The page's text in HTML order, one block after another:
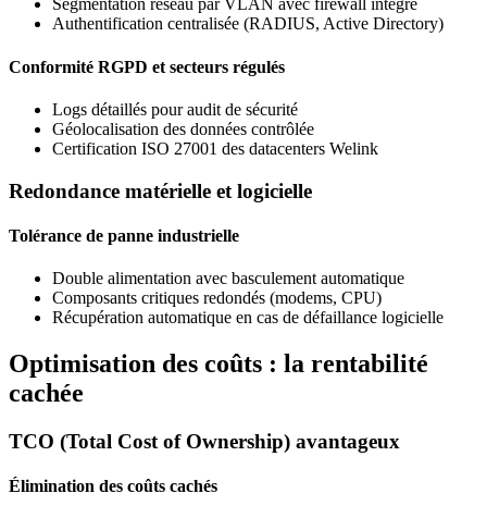
Segmentation réseau par VLAN avec firewall intégré
Authentification centralisée (RADIUS, Active Directory)
Conformité RGPD et secteurs régulés
Logs détaillés pour audit de sécurité
Géolocalisation des données contrôlée
Certification ISO 27001 des datacenters Welink
Redondance matérielle et logicielle
Tolérance de panne industrielle
Double alimentation avec basculement automatique
Composants critiques redondés (modems, CPU)
Récupération automatique en cas de défaillance logicielle
Optimisation des coûts : la rentabilité
cachée
TCO (Total Cost of Ownership) avantageux
Élimination des coûts cachés